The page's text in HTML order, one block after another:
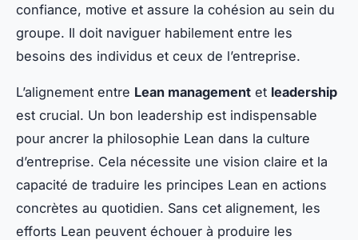
confiance, motive et assure la cohésion au sein du
groupe. Il doit naviguer habilement entre les
besoins des individus et ceux de l’entreprise.
L’alignement entre Lean management et leadership
est crucial. Un bon leadership est indispensable
pour ancrer la philosophie Lean dans la culture
d’entreprise. Cela nécessite une vision claire et la
capacité de traduire les principes Lean en actions
concrètes au quotidien. Sans cet alignement, les
efforts Lean peuvent échouer à produire les